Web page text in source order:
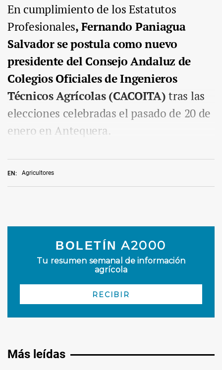
EN: Agricultores
En cumplimiento de los Estatutos
Profesionales, Fernando Paniagua
Salvador se postula como nuevo
presidente del Consejo Andaluz de
Colegios Oficiales de Ingenieros
Técnicos Agrícolas (CACOITA)tras las
elecciones celebradas el pasado de 20 de
enero en Antequera.
Más leídas